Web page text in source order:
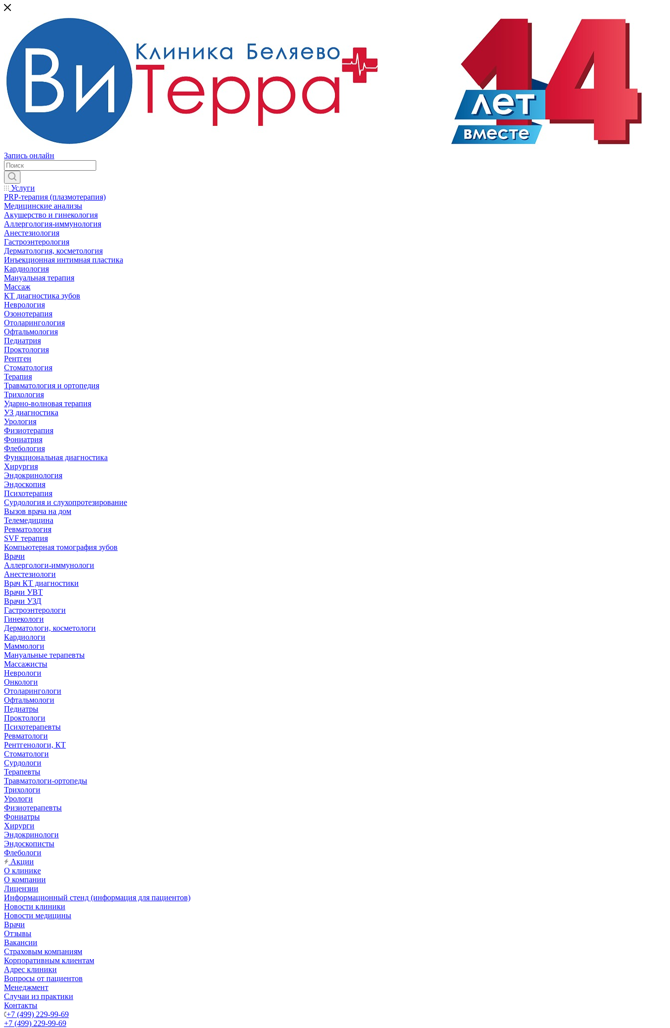
Запись онлайн
Услуги
PRP-терапия (плазмотерапия)
Медицинские анализы
Акушерство и гинекология
Аллергология-иммунология
Анестезиология
Гастроэнтерология
Дерматология, косметология
Инъекционная интимная пластика
Кардиология
Мануальная терапия
Массаж
КТ диагностика зубов
Неврология
Озонотерапия
Отоларингология
Офтальмология
Педиатрия
Проктология
Рентген
Стоматология
Терапия
Травматология и ортопедия
Трихология
Ударно-волновая терапия
УЗ диагностика
Урология
Физиотерапия
Фониатрия
Флебология
Функциональная диагностика
Хирургия
Эндокринология
Эндоскопия
Психотерапия
Сурдология и слухопротезирование
Вызов врача на дом
Телемедицина
Ревматология
SVF терапия
Компьютерная томография зубов
Врачи
Аллергологи-иммунологи
Анестезиологи
Врач КТ диагностики
Врачи УВТ
Врачи УЗД
Гастроэнтерологи
Гинекологи
Дерматологи, косметологи
Кардиологи
Маммологи
Мануальные терапевты
Массажисты
Неврологи
Онкологи
Отоларингологи
Офтальмологи
Педиатры
Проктологи
Психотерапевты
Ревматологи
Рентгенологи, КТ
Стоматологи
Сурдологи
Терапевты
Травматологи-ортопеды
Трихологи
Урологи
Физиотерапевты
Фониатры
Хирурги
Эндокринологи
Эндоскописты
Флебологи
Акции
О клинике
О компании
Лицензии
Информационный стенд (информация для пациентов)
Новости клиники
Новости медицины
Врачи
Отзывы
Вакансии
Страховым компаниям
Корпоративным клиентам
Адрес клиники
Вопросы от пациентов
Менеджмент
Случаи из практики
Контакты
+7 (499) 229-99-69
+7 (499) 229-99-69